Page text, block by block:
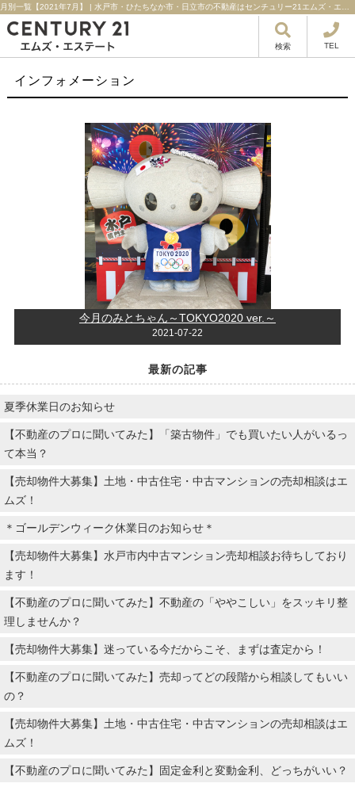
検索 TEL
インフォメーション
今月のみとちゃん～TOKYO2020 ver.～
2021-07-22
最新の記事
夏季休業日のお知らせ
【不動産のプロに聞いてみた】「築古物件」でも買いたい人がいるっ
て本当？
【売却物件大募集】土地・中古住宅・中古マンションの売却相談はエ
ムズ！
＊ゴールデンウィーク休業日のお知らせ＊
【売却物件大募集】水戸市内中古マンション売却相談お待ちしており
ます！
【不動産のプロに聞いてみた】不動産の「ややこしい」をスッキリ整
理しませんか？
【売却物件大募集】迷っている今だからこそ、まずは査定から！
【不動産のプロに聞いてみた】売却ってどの段階から相談してもいい
の？
【売却物件大募集】土地・中古住宅・中古マンションの売却相談はエ
ムズ！
【不動産のプロに聞いてみた】固定金利と変動金利、どっちがいい？